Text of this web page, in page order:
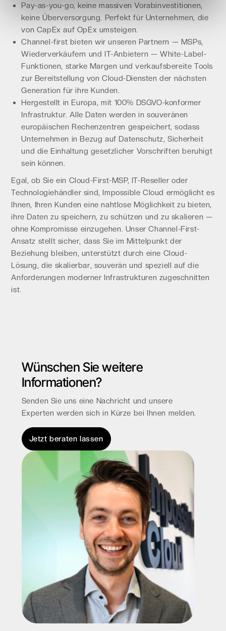
Pay-as-you-go, keine massiven Vorabinvestitionen,
keine Überversorgung. Perfekt für Unternehmen, die
von CapEx auf OpEx umsteigen.
Channel-first bieten wir unseren Partnern — MSPs,
Wiederverkäufern und IT-Anbietern — White-Label-
Funktionen, starke Margen und verkaufsbereite Tools
zur Bereitstellung von Cloud-Diensten der nächsten
Generation für ihre Kunden.
Hergestellt in Europa, mit 100% DSGVO-konformer
Infrastruktur. Alle Daten werden in souveränen
europäischen Rechenzentren gespeichert, sodass
Unternehmen in Bezug auf Datenschutz, Sicherheit
und die Einhaltung gesetzlicher Vorschriften beruhigt
sein können.
Egal, ob Sie ein Cloud-First-MSP, IT-Reseller oder
Technologiehändler sind, Impossible Cloud ermöglicht es
Ihnen, Ihren Kunden eine nahtlose Möglichkeit zu bieten,
ihre Daten zu speichern, zu schützen und zu skalieren —
ohne Kompromisse einzugehen. Unser Channel-First-
Ansatz stellt sicher, dass Sie im Mittelpunkt der
Beziehung bleiben, unterstützt durch eine Cloud-
Lösung, die skalierbar, souverän und speziell auf die
Anforderungen moderner Infrastrukturen zugeschnitten
ist.
Wünschen Sie weitere
Informationen?
Senden Sie uns eine Nachricht und unsere
Experten werden sich in Kürze bei Ihnen melden.
Jetzt beraten lassen